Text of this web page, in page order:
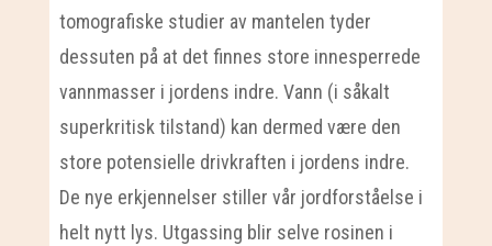
tomografiske studier av mantelen tyder
dessuten på at det finnes store innesperrede
vannmasser i jordens indre. Vann (i såkalt
superkritisk tilstand) kan dermed være den
store potensielle drivkraften i jordens indre.
De nye erkjennelser stiller vår jordforståelse i
helt nytt lys. Utgassing blir selve rosinen i